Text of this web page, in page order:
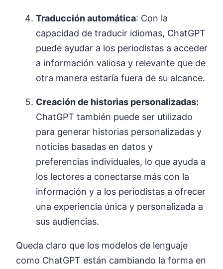
Traducción automática: Con la
capacidad de traducir idiomas, ChatGPT
puede ayudar a los periodistas a acceder
a información valiosa y relevante que de
otra manera estaría fuera de su alcance.
Creación de historias personalizadas:
ChatGPT también puede ser utilizado
para generar historias personalizadas y
noticias basadas en datos y
preferencias individuales, lo que ayuda a
los lectores a conectarse más con la
información y a los periodistas a ofrecer
una experiencia única y personalizada a
sus audiencias.
Queda claro que los modelos de lenguaje
como ChatGPT están cambiando la forma en